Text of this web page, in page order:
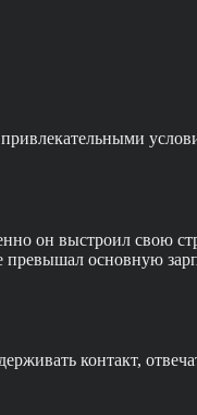
он выстроил свою
основную
контакт,